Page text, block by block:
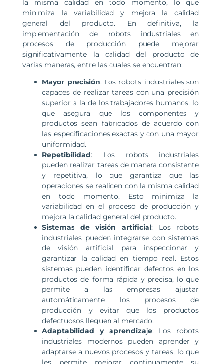
la misma calidad en todo momento, lo que
minimiza la variabilidad y mejora la calidad
general del producto. En definitiva, la
implementación de robots industriales en
procesos de producción puede mejorar
significativamente la calidad del producto de
varias maneras, entre las cuales se encuentran:
Mayor precisión: Los robots industriales son
capaces de realizar tareas con una precisión
superior a la de los trabajadores humanos, lo
que asegura que los componentes y
productos sean fabricados de acuerdo con
las especificaciones exactas y con una mayor
uniformidad.
Repetibilidad: Los robots industriales
pueden realizar tareas de manera consistente
y repetitiva, lo que garantiza que las
operaciones se realicen con la misma calidad
en todo momento. Esto minimiza la
variabilidad en el proceso de producción y
mejora la calidad general del producto.
Sistemas de visión artificial: Los robots
industriales pueden integrarse con sistemas
de visión artificial para inspeccionar y
garantizar la calidad en tiempo real. Estos
sistemas pueden identificar defectos en los
productos de forma rápida y precisa, lo que
permite a las empresas ajustar
automáticamente los procesos de
producción y evitar que los productos
defectuosos lleguen al mercado.
Adaptabilidad y aprendizaje: Los robots
industriales modernos pueden aprender y
adaptarse a nuevos procesos y tareas, lo que
les permite mejorar continuamente su